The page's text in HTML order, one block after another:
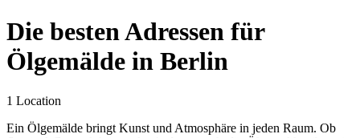
Die besten Adressen für
Ölgemälde in Berlin
1 Location
Ein Ölgemälde bringt Kunst und Atmosphäre in jeden Raum. Ob